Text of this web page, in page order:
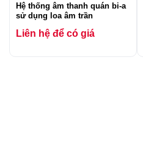
Hệ thống âm thanh quán bi-a
sử dụng loa âm trần
Liên hệ để có giá